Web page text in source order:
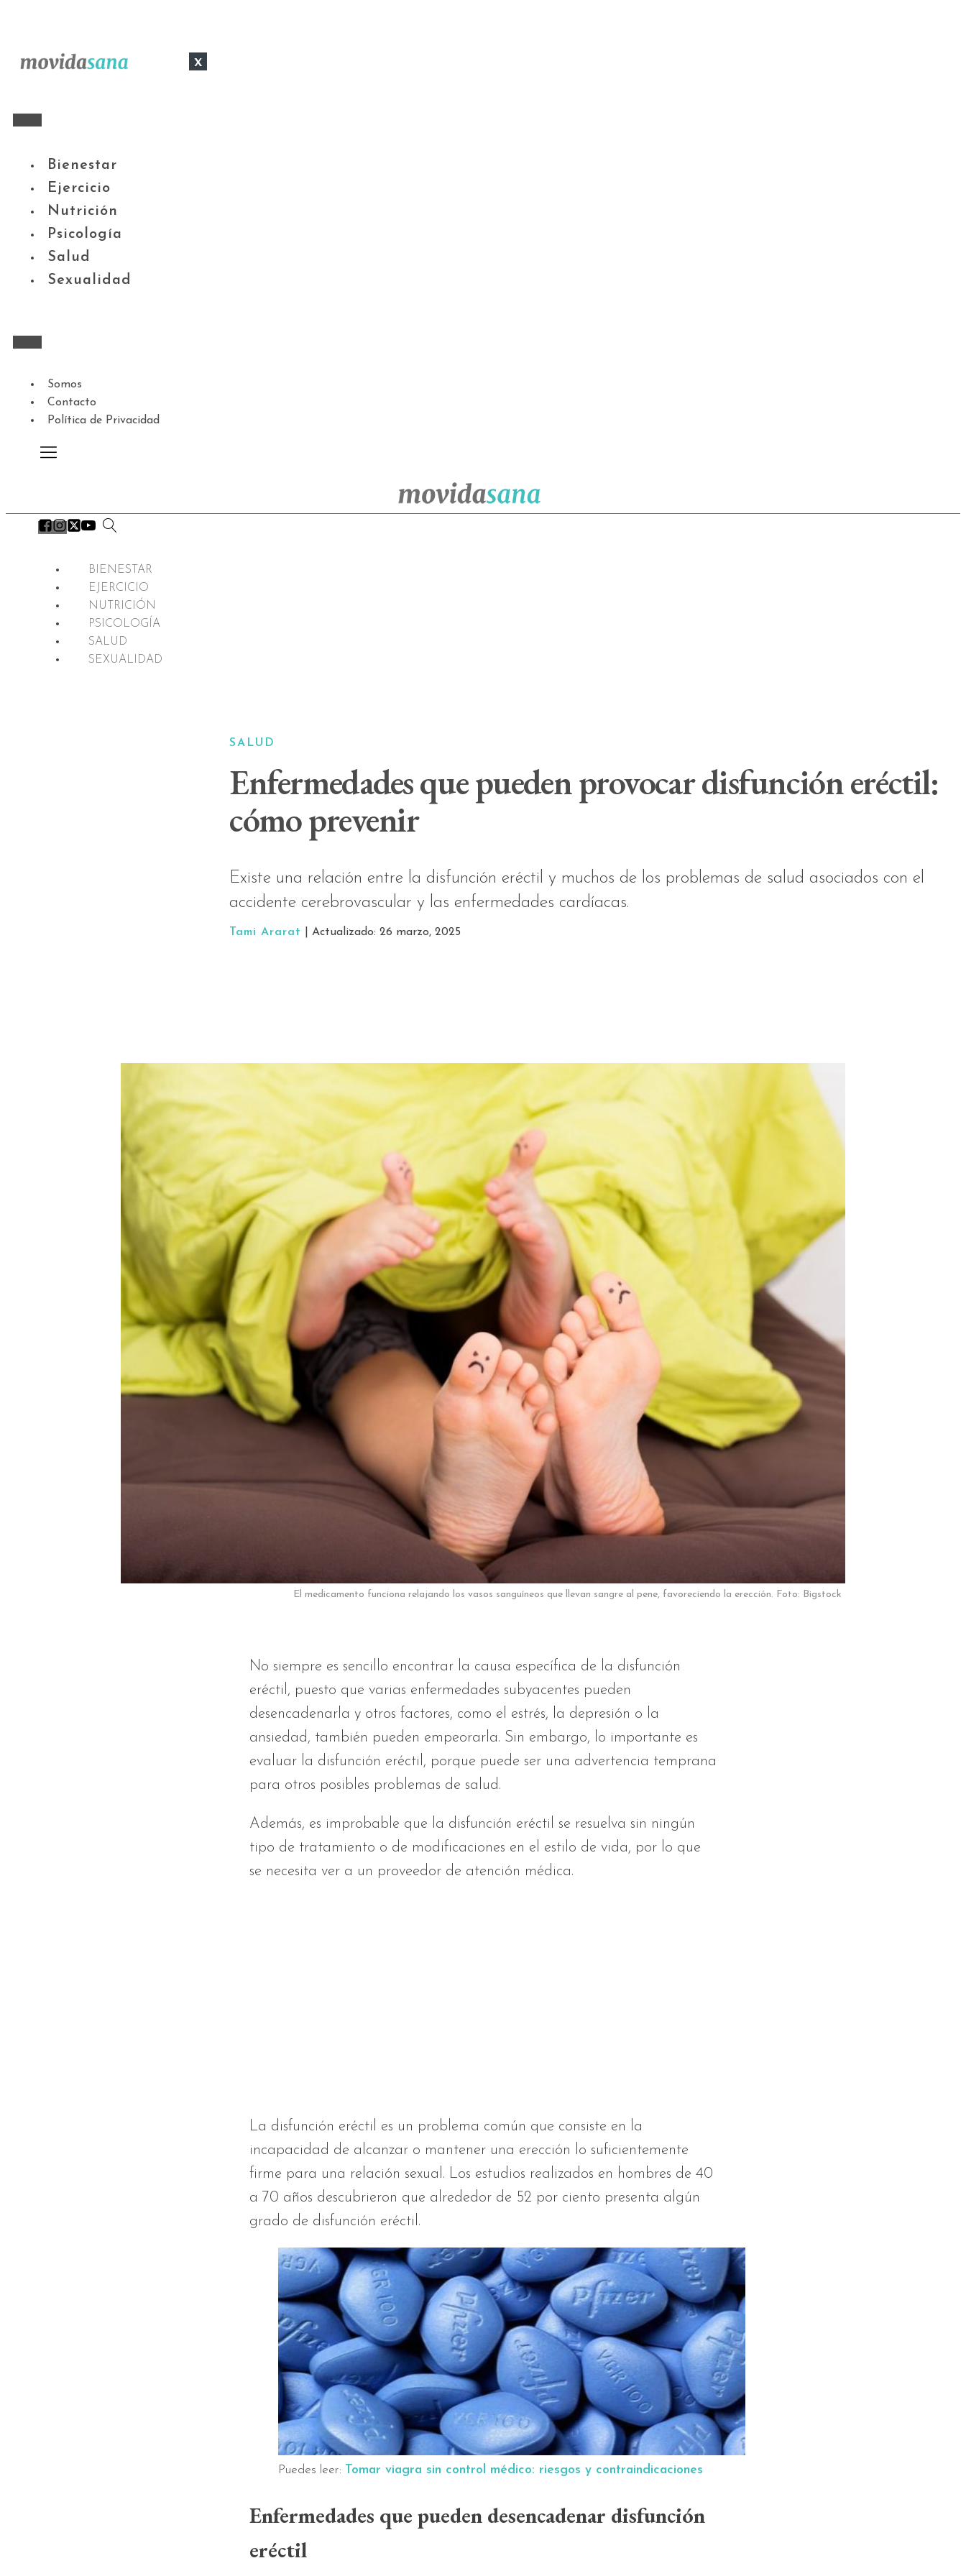
x
Bienestar
Ejercicio
Nutrición
Psicología
Salud
Sexualidad
Somos
Contacto
Política de Privacidad
BIENESTAR
EJERCICIO
NUTRICIÓN
PSICOLOGÍA
SALUD
SEXUALIDAD
SALUD
Enfermedades que pueden provocar disfunción eréctil:
cómo prevenir
Existe una relación entre la disfunción eréctil y muchos de los problemas de salud asociados con el
accidente cerebrovascular y las enfermedades cardíacas.
Tami Ararat | Actualizado: 26 marzo, 2025
El medicamento funciona relajando los vasos sanguíneos que llevan sangre al pene, favoreciendo la erección. Foto: Bigstock
No siempre es sencillo encontrar la causa específica de la disfunción
eréctil, puesto que varias enfermedades subyacentes pueden
desencadenarla y otros factores, como el estrés, la depresión o la
ansiedad, también pueden empeorarla. Sin embargo, lo importante es
evaluar la disfunción eréctil, porque puede ser una advertencia temprana
para otros posibles problemas de salud.
Además, es improbable que la disfunción eréctil se resuelva sin ningún
tipo de tratamiento o de modificaciones en el estilo de vida, por lo que
se necesita ver a un proveedor de atención médica.
La disfunción eréctil es un problema común que consiste en la
incapacidad de alcanzar o mantener una erección lo suficientemente
firme para una relación sexual. Los estudios realizados en hombres de 40
a 70 años descubrieron que alrededor de 52 por ciento presenta algún
grado de disfunción eréctil.
Puedes leer: Tomar viagra sin control médico: riesgos y contraindicaciones
Enfermedades que pueden desencadenar disfunción
eréctil